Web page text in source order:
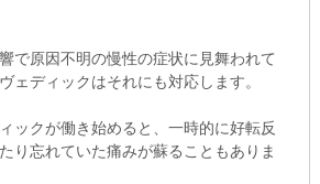
で原因不明の慢性の症状に見舞われて
ェディックはそれにも対応します。
ックが働き始めると、一時的に好転反
り忘れていた痛みが蘇ることもありま